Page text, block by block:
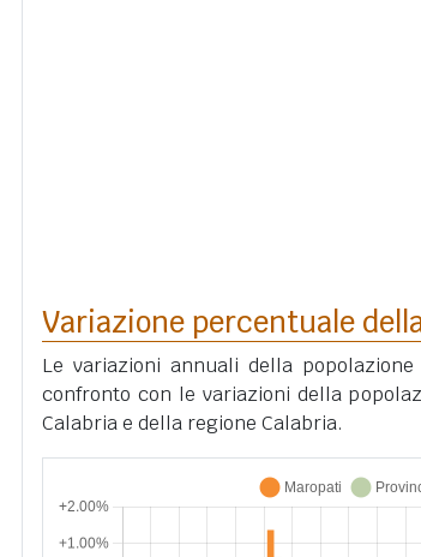
Variazione percentuale
Le variazioni annuali della
confronto con le variazioni della
Calabria e della regione Calabria.